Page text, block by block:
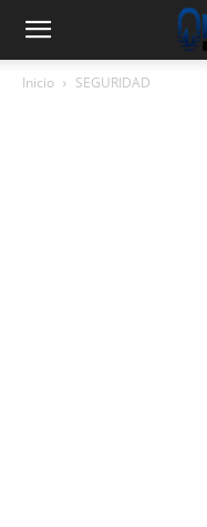
Inicio SEGURIDAD